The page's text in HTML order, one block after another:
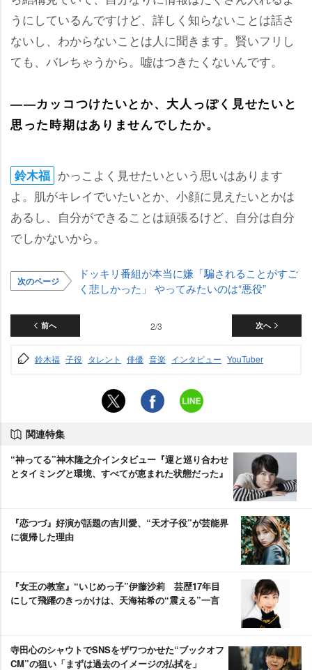
うにしているんですけど、詳しく知らないことは話さ
ないし、わからないことは人に聞きます。賢いフリし
ても、バレちゃうから。嘘はつきたくないんです。
――カッコつけたいとか、大人っぽく見せたいと
思った時期はありませんでしたか。
鈴木福 かっこよく見せたいという思いはあります
よ。肌がキレイでいたいとか、小顔に見えたいとかは
あるし、自分ができることは頑張るけど、自分は自分
でしかないから。
次のページ
ドッキリ番組が本当に嫌「騙されることがすご
く悲しかった」 やってみたいのは“悪役”
前へ 次へ
2/3
鈴木福 子役 タレント 俳優 音楽 インタビュー YouTuber
関連特集
“神ってる”神木隆之介インタビュー『運と巡り合わせ
とタイミングと環境、すべてが恵まれた状態だった』
『恋つづ』好演が話題の吉川愛、“天才子役”が芸能界
に復帰した理由
『女王の教室』“いじめっ子”伊藤沙莉 芸歴17年目
にして飛躍のきっかけは、天海祐希の“震える”一言
寺田心のシャウトでSNSをザワつかせた“ブックオフ
CM”の狙い「まずは過去のイメージの払拭を」